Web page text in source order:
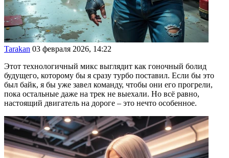
Tarakan 03 февраля 2026, 14:22
Этот технологичный микс выглядит как гоночный болид
будущего, которому бы я сразу турбо поставил. Если бы это
был байк, я бы уже завел команду, чтобы они его прогрели,
пока остальные даже на трек не выехали. Но всё равно,
настоящий двигатель на дороге – это нечто особенное.